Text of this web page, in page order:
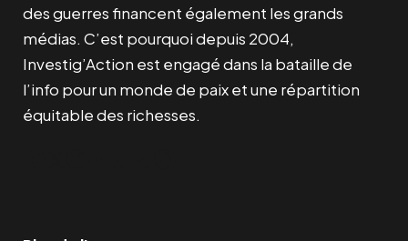
des guerres financent également les grands
médias. C’est pourquoi depuis 2004,
Investig’Action est engagé dans la bataille de
l’info pour un monde de paix et une répartition
équitable des richesses.